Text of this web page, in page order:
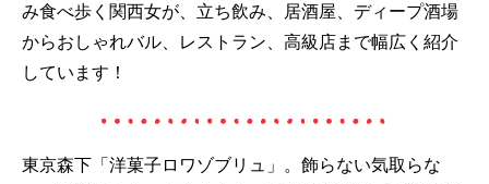
み食べ歩く関西女が、立ち飲み、居酒屋、ディープ酒場
からおしゃれバル、レストラン、高級店まで幅広く紹介
しています！
東京森下「洋菓子ロワゾブリュ」。飾らない気取らな